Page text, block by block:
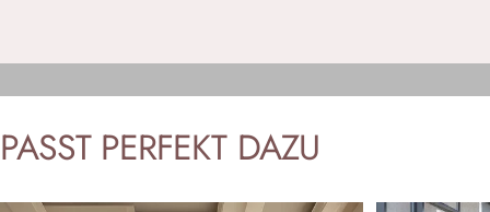
PASST PERFEKT DAZU